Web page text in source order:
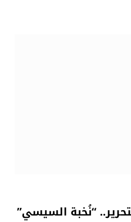
“نُخبة السيسي”